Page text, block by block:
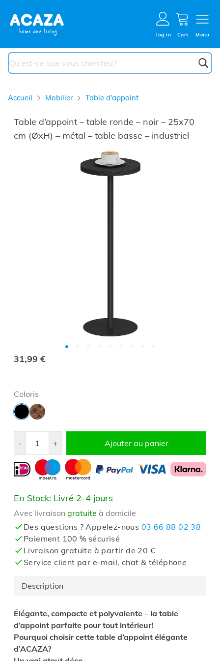
log in
Cart
Cart Menu
Accueil Mobilier Table d'appoint
Table d’appoint – table ronde – noir – 25x70
cm (ØxH) – métal – table basse – industriel
Click to view image in fullscreen
31,99 €
Coloris
- + Ajouter au panier
En Stock: Livré 2-4 jours
Avec livraison gratuite à domicile
Des questions ? Appelez-nous 03 66 88 02 38
Paiement 100 % sécurisé
Livraison gratuite à partir de 20 €
Service client par e-mail, chat & téléphone
Description
Élégante, compacte et polyvalente – la table
d’appoint parfaite pour tout intérieur!
Pourquoi choisir cette table d’appoint élégante
d’ACAZA?